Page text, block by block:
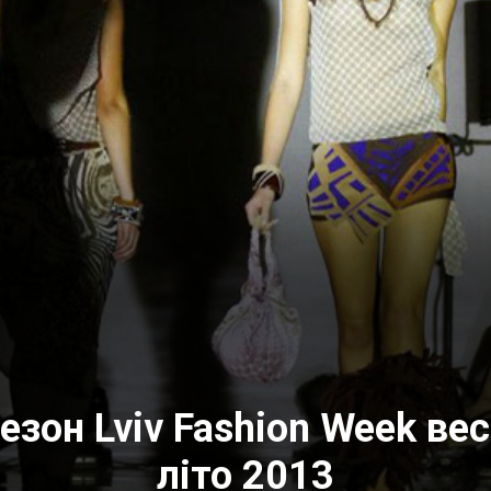
Lviv Fashion Week
літо 2013